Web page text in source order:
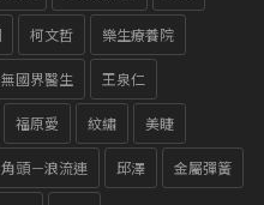
柯文哲 樂生療養院
無國界醫生 王泉仁
福原愛 紋繡 美睫
角頭－浪流連 邱澤 金屬彈簧